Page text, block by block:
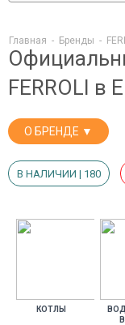
Главная - Бренды -
FERROLI в
О БРЕНДЕ ▼
В НАЛИЧИИ | 180
КОТ­ЛЫ